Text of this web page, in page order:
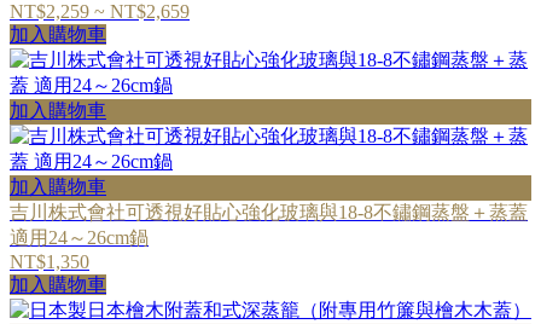
NT$2,259 ~ NT$2,659
加入購物車
加入購物車
加入購物車
吉川株式會社可透視好貼心強化玻璃與18-8不鏽鋼蒸盤＋蒸蓋
適用24～26cm鍋
NT$1,350
加入購物車